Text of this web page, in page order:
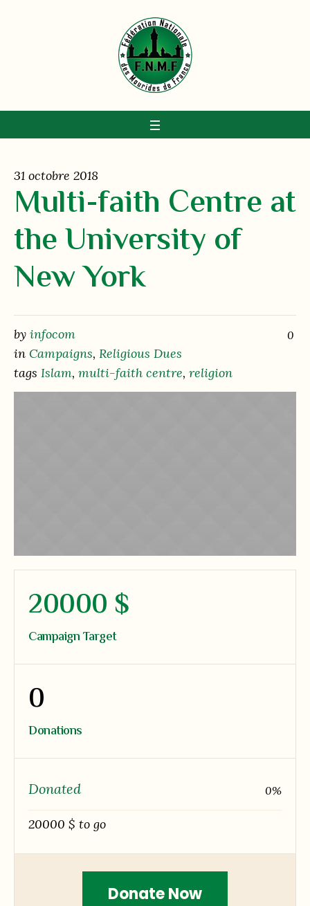
31 octobre 2018
Multi-faith Centre at
the University of
New York
0
by infocom
in Campaigns, Religious Dues
tags Islam, multi-faith centre, religion
20000 $
Campaign Target
0
Donations
Donated 0%
20000 $ to go
Donate Now